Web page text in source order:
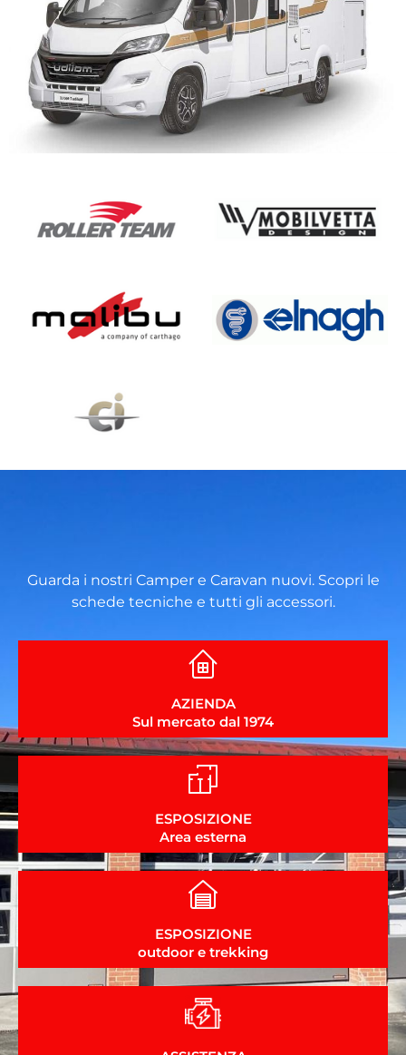
Guarda i nostri Camper e Caravan nuovi. Scopri le
schede tecniche e tutti gli accessori.
AZIENDA
Sul mercato dal 1974
ESPOSIZIONE
Area esterna
ESPOSIZIONE
outdoor e trekking